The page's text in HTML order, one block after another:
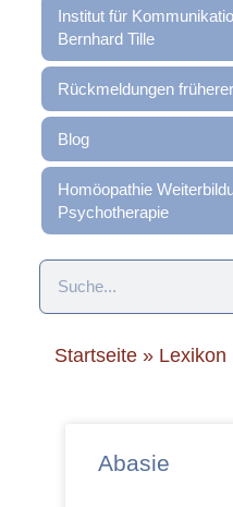
Institut für
Bernhard Tille
Rückmeldungen
Blog
Homöopathie
Psychotherapie
Startseite» Lexikon
Abasie